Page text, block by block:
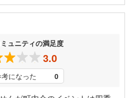
ュニティの満足度
3.0
になった 0